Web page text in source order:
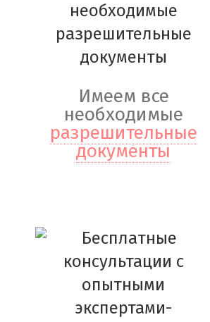
Имеем все
необходимые
разрешительные
документы